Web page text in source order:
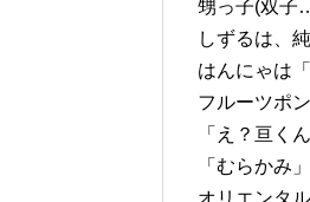
甥っ子(双子
しずるは、
はんにゃは
フルーツポ
「え？亘く
「むらかみ